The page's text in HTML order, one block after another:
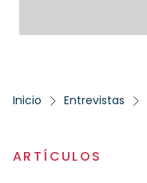
Inicio Entrevistas
ARTÍCULOS